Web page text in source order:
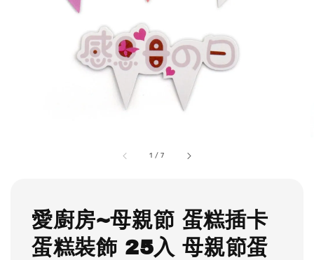
1 /7
愛廚房~母親節 蛋糕插卡
蛋糕裝飾 25入 母親節蛋